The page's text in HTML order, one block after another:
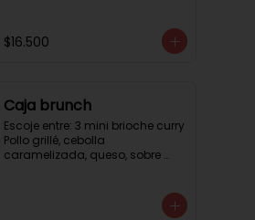
$16.500
Caja brunch
Escoje entre: 3 mini brioche curry
Pollo grillé, cebolla
caramelizada, queso, sobre
Pastrami, lactonesa, tomate y